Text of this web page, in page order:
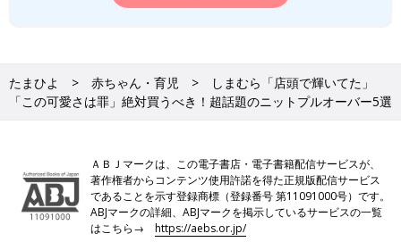
たまひよ 赤ちゃん・育児
しまむら「店頭で輝いてた」
「この可愛さは罪」絶対買うべき！超話題のニットプルオーバー5選
ＡＢＪマークは、この電子書店・電子書籍配信サービスが、
著作権者からコンテンツ使用許諾を得た正規版配信サービス
であることを示す登録商標（登録番号 第11091000号）です。
ABJマークの詳細、ABJマークを掲示しているサービスの一覧
はこちら→https://aebs.or.jp/